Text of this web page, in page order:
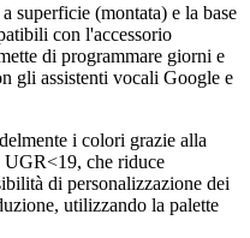
superficie (montata) e la base
con l'accessorio
di programmare giorni e
gli assistenti vocali Google e
i colori grazie alla
che riduce
di personalizzazione dei
utilizzando la palette